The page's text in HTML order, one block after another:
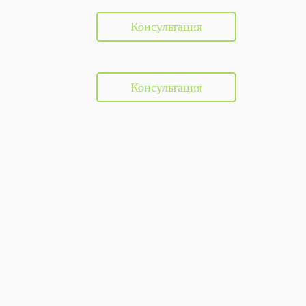
Консультация
Консультация